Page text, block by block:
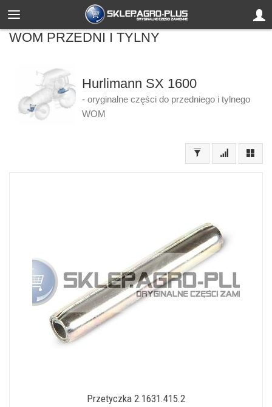
WOM PRZEDNI I TYLNY
Hurlimann SX 1600
- oryginalne części do przedniego i tylnego
WOM
Przetyczka 2.1631.415.2